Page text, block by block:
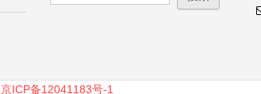
京ICP备12041183号-1